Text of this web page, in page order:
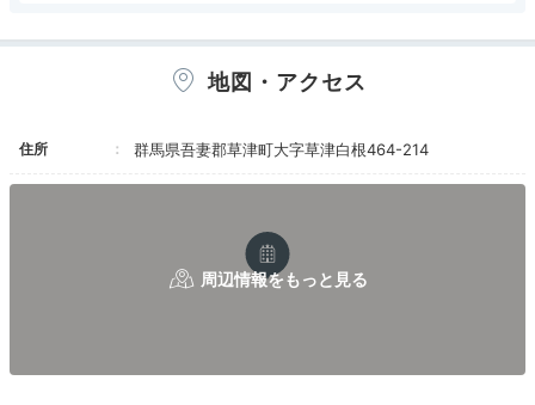
17:00
夜の湯畑までの送迎もあり助かります。
悪感なく過ごせます。
地図・アクセス
住所 群馬県吾妻郡草津町大字草津白根464-214